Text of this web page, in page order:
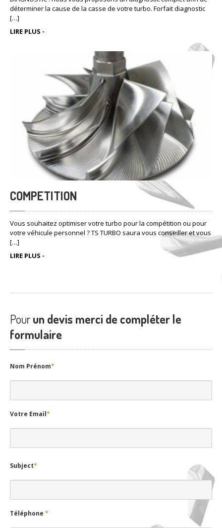
déterminer la cause de la casse de votre turbo. Forfait diagnostic
[…]
LIRE PLUS -
COMPETITION
Vous souhaitez optimiser votre turbo pour la compétition ou pour
votre véhicule personnel ? TS TURBO saura vous conseiller et vous
[…]
LIRE PLUS -
Pourun devis merci de compléter le
formulaire
Nom Prénom*
Votre Email*
Subject*
Téléphone *